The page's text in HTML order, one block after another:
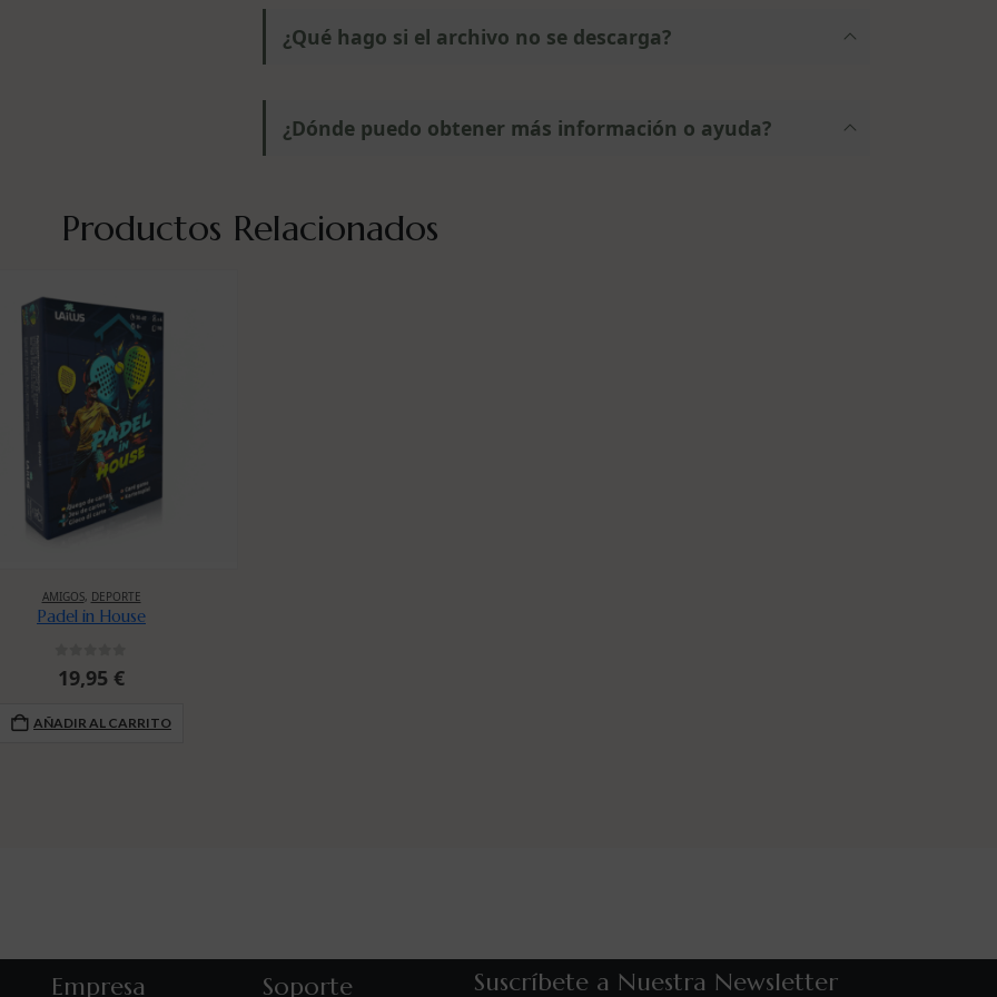
¿Qué hago si el archivo no se descarga?
¿Dónde puedo obtener más información o ayuda?
Productos Relacionados
AMIGOS, DEPORTE
Padel in House
19,95 €
AÑADIR AL CARRITO
Empresa Soporte Suscríbete a Nuestra Newsletter